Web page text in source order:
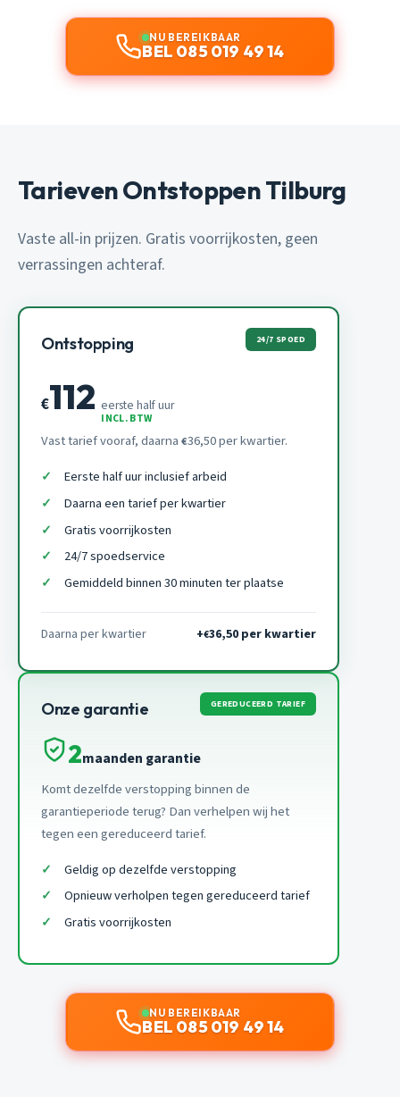
NU BEREIKBAAR
BEL 085 019 49 14
Tarieven Ontstoppen Tilburg
Vaste all-in prijzen. Gratis voorrijkosten, geen
verrassingen achteraf.
Ontstopping 24/7 SPOED
€112 eerste half uur
INCL. BTW
Vast tarief vooraf, daarna €36,50 per kwartier.
Eerste half uur inclusief arbeid
Daarna een tarief per kwartier
Gratis voorrijkosten
24/7 spoedservice
Gemiddeld binnen 30 minuten ter plaatse
Daarna per kwartier +€36,50 per kwartier
Onze garantie GEREDUCEERD TARIEF
2maanden garantie
Komt dezelfde verstopping binnen de
garantieperiode terug? Dan verhelpen wij het
tegen een gereduceerd tarief.
Geldig op dezelfde verstopping
Opnieuw verholpen tegen gereduceerd tarief
Gratis voorrijkosten
NU BEREIKBAAR
BEL 085 019 49 14